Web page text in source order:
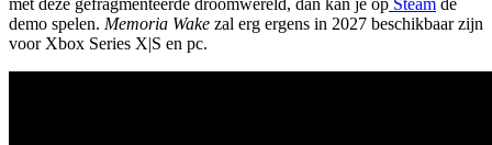
met deze gefragmenteerde droomwereld, dan kan je op Steam de
demo spelen. Memoria Wake zal erg ergens in 2027 beschikbaar zijn
voor Xbox Series X|S en pc.